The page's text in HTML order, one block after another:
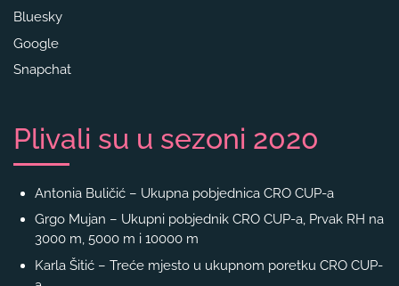
Bluesky
Google
Snapchat
Plivali su u sezoni 2020
Antonia Buličić – Ukupna pobjednica CRO CUP-a
Grgo Mujan – Ukupni pobjednik CRO CUP-a, Prvak RH na
3000 m, 5000 m i 10000 m
Karla Šitić – Treće mjesto u ukupnom poretku CRO CUP-